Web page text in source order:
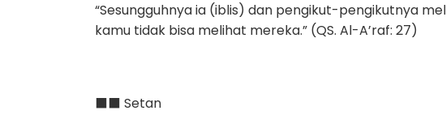
“Sesungguhnya ia (iblis) dan pengikut-pengikutnya
kamu tidak bisa melihat mereka.” (QS. Al-A’raf: 27)
⬛️⬛️ Setan